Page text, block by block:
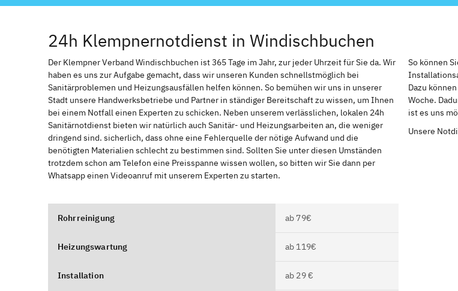
24h Klempnernotdienst in Windischbuchen
Der Klempner Verband Windischbuchen ist 365 Tage im Jahr, zur jeder Uhrzeit für Sie da. Wir
haben es uns zur Aufgabe gemacht, dass wir unseren Kunden schnellstmöglich bei
Sanitärproblemen und Heizungsausfällen helfen können. So bemühen wir uns in unserer
Stadt unsere Handwerksbetriebe und Partner in ständiger Bereitschaft zu wissen, um Ihnen
bei einem Notfall einen Experten zu schicken. Neben unserem verlässlichen, lokalen 24h
Sanitärnotdienst bieten wir natürlich auch Sanitär- und Heizungsarbeiten an, die weniger
dringend sind. sicherlich, dass ohne eine Fehlerquelle der nötige Aufwand und die
benötigten Materialien schlecht zu bestimmen sind. Sollten Sie unter diesen Umständen
trotzdem schon am Telefon eine Preisspanne wissen wollen, so bitten wir Sie dann per
Whatsapp einen Videoanruf mit unserem Experten zu starten.
So können
Dazu
Woche.
ist es uns
Unsere
Rohrreinigung ab 79€
Heizungswartung ab 119€
Installation ab 29 €